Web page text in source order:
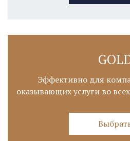
Эффективно для
оказывающих услуги во